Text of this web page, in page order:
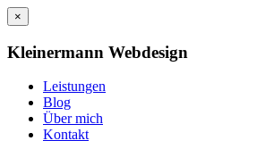
×
Kleinermann Webdesign
Leistungen
Blog
Über mich
Kontakt